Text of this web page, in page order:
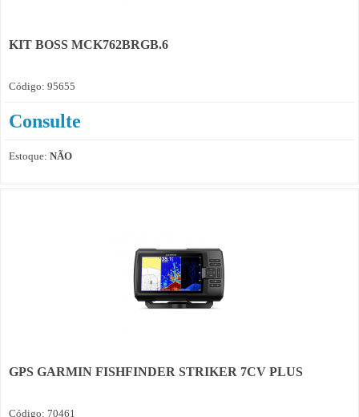
KIT BOSS MCK762BRGB.6
Código: 95655
Consulte
Estoque: NÃO
GPS GARMIN FISHFINDER STRIKER 7CV PLUS
Código: 70461